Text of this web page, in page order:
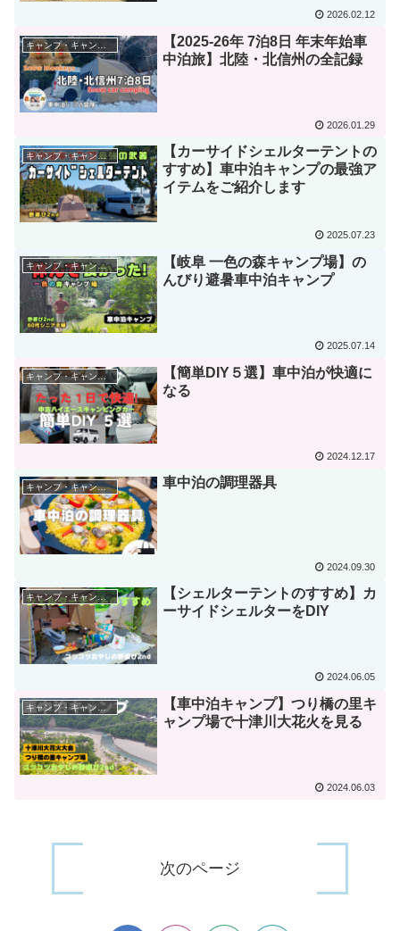
2026.02.12
キャンプ・キャンプ道具
【2025-26年 7泊8日 年末年始車
中泊旅】北陸・北信州の全記録
2026.01.29
キャンプ・キャンプ道具
【カーサイドシェルターテントの
すすめ】車中泊キャンプの最強ア
イテムをご紹介します
2025.07.23
キャンプ・キャンプ道具
【岐阜 一色の森キャンプ場】の
んびり避暑車中泊キャンプ
2025.07.14
キャンプ・キャンプ道具
【簡単DIY５選】車中泊が快適に
なる
2024.12.17
キャンプ・キャンプ道具 車中泊の調理器具
2024.09.30
キャンプ・キャンプ道具
【シェルターテントのすすめ】カ
ーサイドシェルターをDIY
2024.06.05
キャンプ・キャンプ道具
【車中泊キャンプ】つり橋の里キ
ャンプ場で十津川大花火を見る
2024.06.03
次のページ